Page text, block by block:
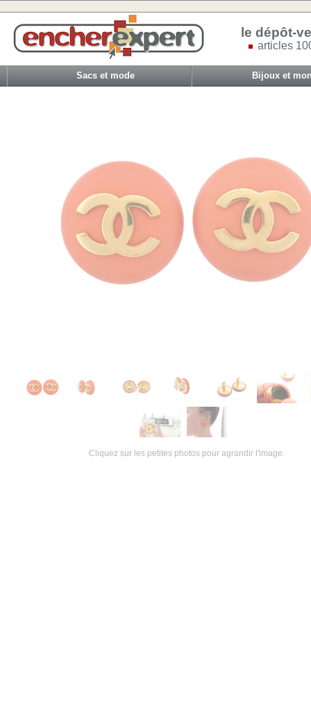
le dépôt-
articles
Sacs et mode Bijoux et
Cliquez sur les petites photos pour agrandir l'image.